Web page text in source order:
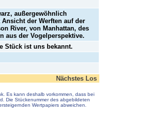
außergewöhnlich
der Werften auf der
River, von Manhattan, des
aus der Vogelperspektive.
Stück ist uns bekannt.
Nächstes Los
Es kann deshalb vorkommen, dass bei
Die Stückenummer des abgebildeten
Wertpapiers abweichen.